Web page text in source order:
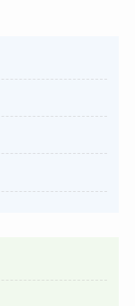
売ってる？東